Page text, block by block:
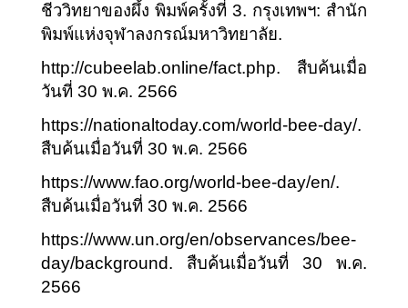
ชีววิทยาของผึ้ง พิมพ์ครั้งที่ 3. กรุงเทพฯ: สำนัก
พิมพ์แห่งจุฬาลงกรณ์มหาวิทยาลัย.
http://cubeelab.online/fact.php. สืบค้นเมื่อ
วันที่ 30 พ.ค. 2566
https://nationaltoday.com/world-bee-day/.
สืบค้นเมื่อวันที่ 30 พ.ค. 2566
https://www.fao.org/world-bee-day/en/.
สืบค้นเมื่อวันที่ 30 พ.ค. 2566
https://www.un.org/en/observances/bee-
day/background. สืบค้นเมื่อวันที่ 30 พ.ค.
2566